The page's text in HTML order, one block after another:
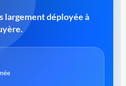
largement déployée à